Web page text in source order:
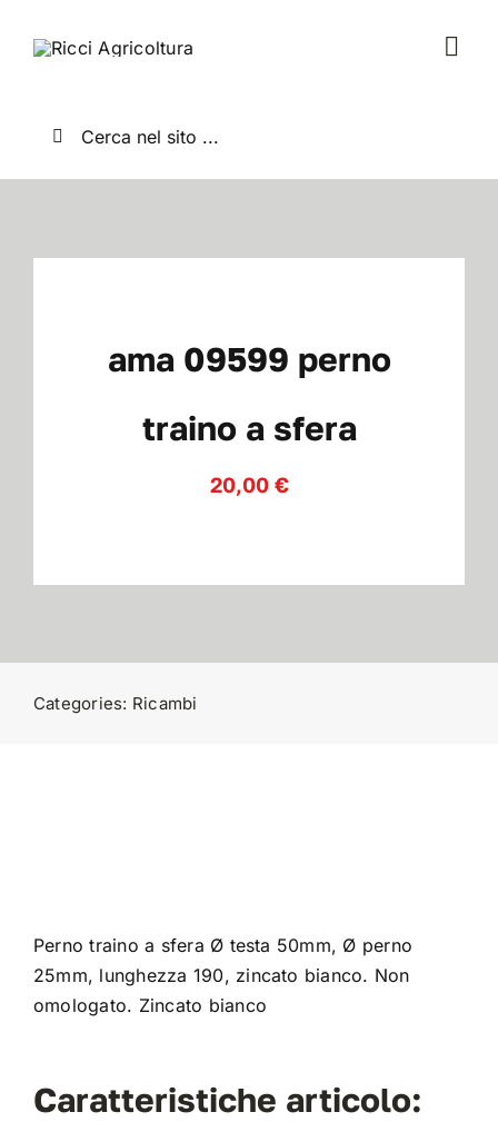
Usato
News
Cerca
ama 09599 perno
traino a sfera
20,00 €
Categories: Ricambi
Perno traino a sfera Ø testa 50mm, Ø perno
25mm, lunghezza 190, zincato bianco. Non
omologato. Zincato bianco
Caratteristiche articolo: